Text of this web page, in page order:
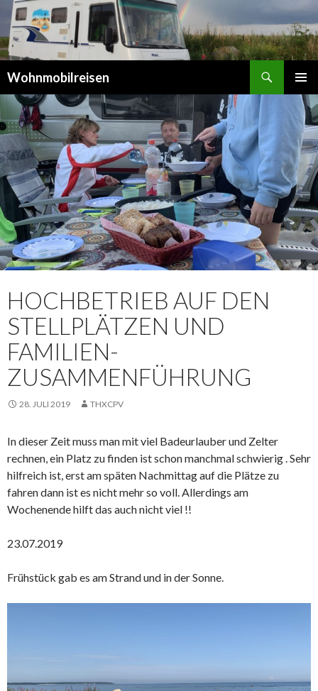
Wohnmobilreisen
MENÜ
ZUM
INHALT
HOCHBETRIEB AUF DEN
STELLPLÄTZEN UND
FAMILIEN-
ZUSAMMENFÜHRUNG
28. JULI 2019 THXCPV
In dieser Zeit muss man mit viel Badeurlauber und Zelter
rechnen, ein Platz zu finden ist schon manchmal schwierig . Sehr
hilfreich ist, erst am späten Nachmittag auf die Plätze zu
fahren dann ist es nicht mehr so voll. Allerdings am
Wochenende hilft das auch nicht viel !!
23.07.2019
Frühstück gab es am Strand und in der Sonne.